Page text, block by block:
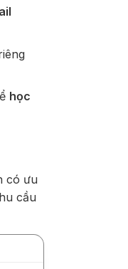
học
có ưu
cầu